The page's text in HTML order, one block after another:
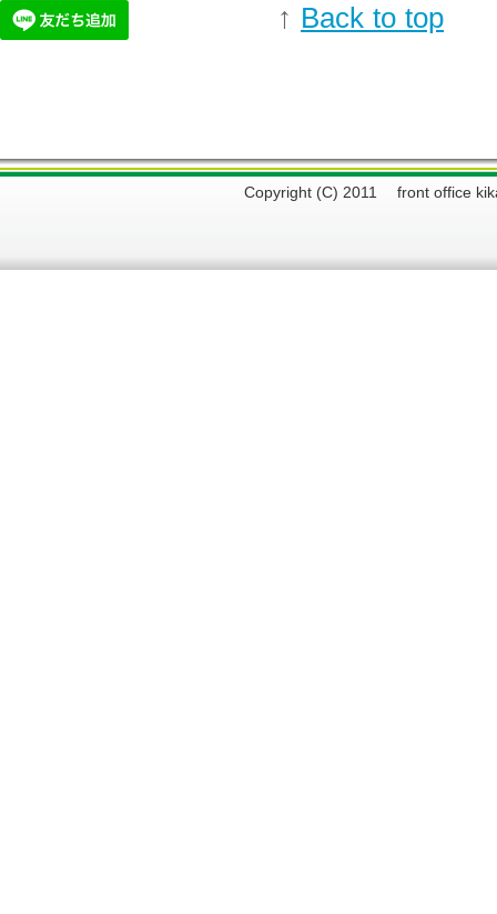
↑ Back to top
Copyright (C) 2011 front office